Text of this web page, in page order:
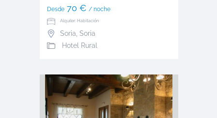
Desde70 € / noche
Alquiler: Habitación
Soria Soria
Hotel Rural